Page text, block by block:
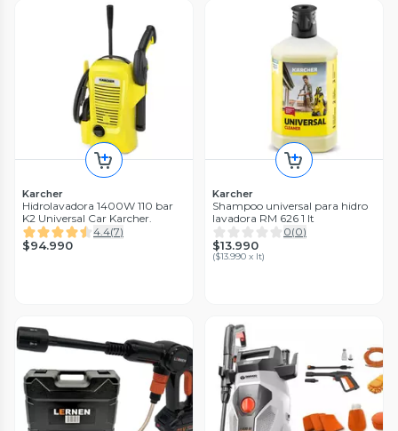
Karcher
Hidrolavadora 1400W 110 bar
K2 Universal Car Karcher.
4.4(7)
$94.990
Karcher
Shampoo universal para hidro
lavadora RM 626 1 lt
0(0)
$13.990
($13.990 x lt)